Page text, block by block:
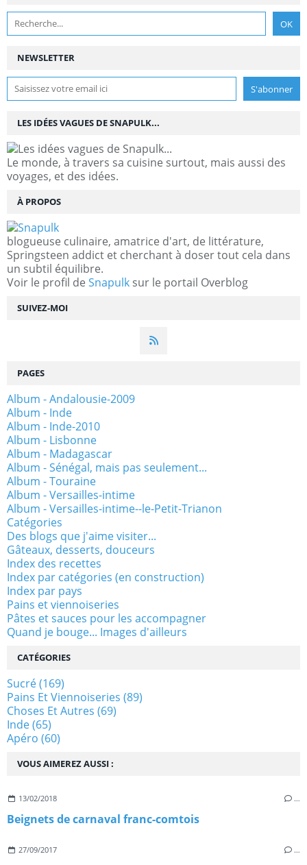
NEWSLETTER
SUIVEZ-MOI
LES IDÉES VAGUES DE SNAPULK...
Le monde, à travers sa cuisine surtout, mais aussi des
voyages, et des idées.
À PROPOS
blogueuse culinaire, amatrice d'art, de littérature,
Springsteen addict et cherchant à doser tout cela dans
un subtil équilibre.
Voir le profil de Snapulk sur le portail Overblog
VOUS AIMEREZ AUSSI :
13/02/2018 …
Beignets de carnaval franc-comtois
27/09/2017 …
PAGES
Album - Andalousie-2009
Album - Inde
Album - Inde-2010
Album - Lisbonne
Album - Madagascar
Album - Sénégal, mais pas seulement...
Album - Touraine
Album - Versailles-intime
Album - Versailles-intime--le-Petit-Trianon
Catégories
Des blogs que j'aime visiter...
Gâteaux, desserts, douceurs
Index des recettes
Index par catégories (en construction)
Index par pays
Pains et viennoiseries
Pâtes et sauces pour les accompagner
Quand je bouge... Images d'ailleurs
CATÉGORIES
Sucré(169)
Pains Et Viennoiseries (89)
Choses Et Autres (69)
Inde(65)
Apéro (60)